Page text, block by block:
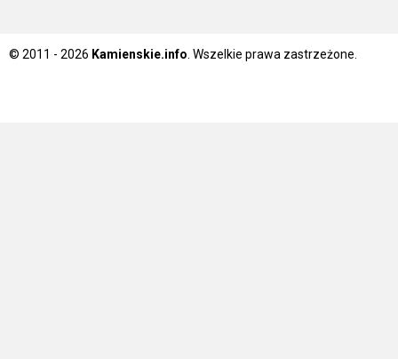
© 2011 - 2026 Kamienskie.info . Wszelkie prawa zastrzeżone.